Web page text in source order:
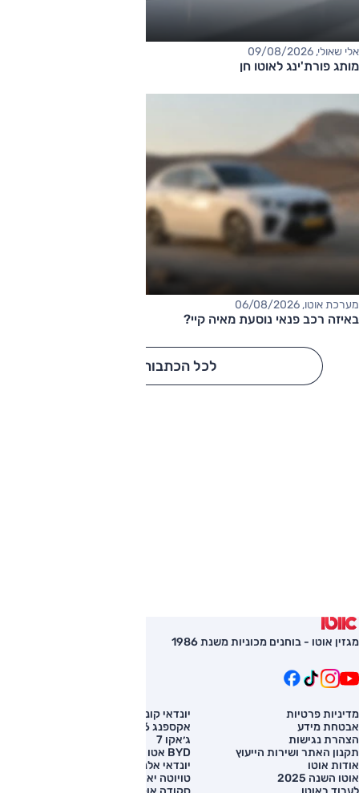
אלי שאולי, 09/08/2026
מותג פורת'ינג לאוטו חן
מערכת אוטו, 06/08/2026
באיזה רכב פנאי נוסעת מאיה קיי?
לכל הכתבות
מגזין אוטו - בוחנים מכוניות משנת 1986
מדיניות פרטיות
אבטחת מידע
הצהרת נגישות
תקנון האתר ושירות הייעוץ
אודות אוטו
אוטו השנה 2025
יונדאי קונה
אקספנג G6
ג׳אקו 7
BYD אטו 3
יונדאי אלנטרה
טויוטה יאריס קרוס